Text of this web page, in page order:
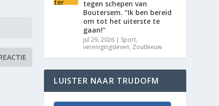
tegen schepen van
Boutersem. “Ik ben bereid
om tot het uiterste te
gaan!”
jul 29, 2026 | Sport,
verenigingsleven, Zoutleeuw
LUISTER NAAR TRUDOFM